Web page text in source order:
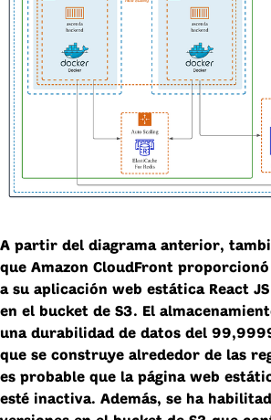
A partir del diagrama anterior,
que Amazon CloudFront
a su aplicación web estática React
en el bucket de S3. El
una durabilidad de datos del
que se construye alrededor de las
es probable que la página web
esté inactiva. Además, se ha